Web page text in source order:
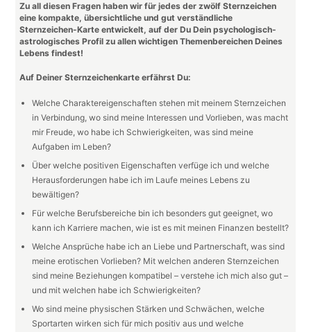
Zu all diesen Fragen haben wir für jedes der zwölf Sternzeichen
eine kompakte, übersichtliche und gut verständliche
Sternzeichen-Karte entwickelt, auf der Du Dein psychologisch-
astrologisches Profil zu allen wichtigen Themenbereichen Deines
Lebens findest!
Auf Deiner Sternzeichenkarte erfährst Du:
Welche Charaktereigenschaften stehen mit meinem Sternzeichen
in Verbindung, wo sind meine Interessen und Vorlieben, was macht
mir Freude, wo habe ich Schwierigkeiten, was sind meine
Aufgaben im Leben?
Über welche positiven Eigenschaften verfüge ich und welche
Herausforderungen habe ich im Laufe meines Lebens zu
bewältigen?
Für welche Berufsbereiche bin ich besonders gut geeignet, wo
kann ich Karriere machen, wie ist es mit meinen Finanzen bestellt?
Welche Ansprüche habe ich an Liebe und Partnerschaft, was sind
meine erotischen Vorlieben? Mit welchen anderen Sternzeichen
sind meine Beziehungen kompatibel – verstehe ich mich also gut –
und mit welchen habe ich Schwierigkeiten?
Wo sind meine physischen Stärken und Schwächen, welche
Sportarten wirken sich für mich positiv aus und welche